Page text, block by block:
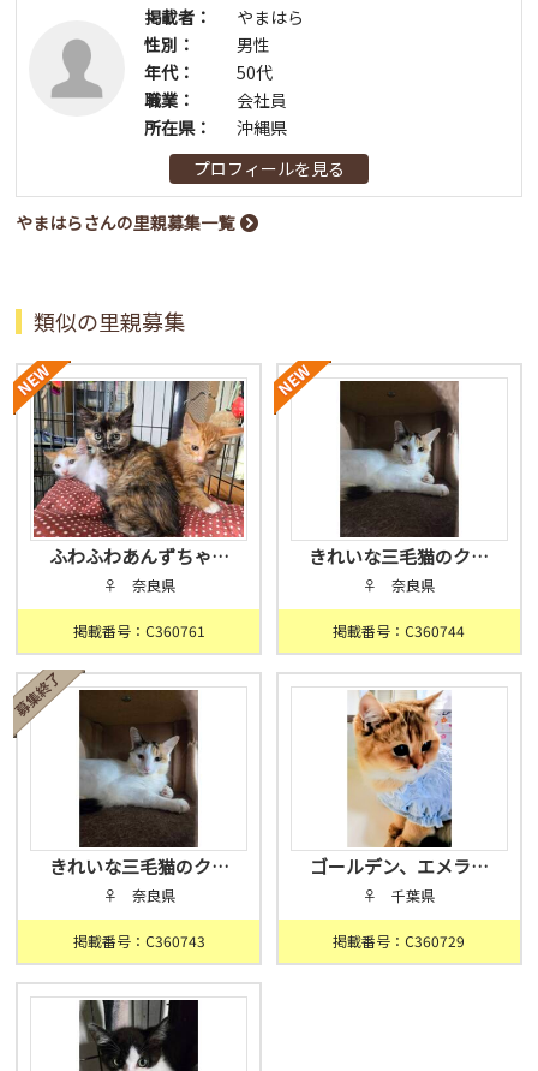
掲載者：
やまはら
性別：
男性
年代：
50代
職業：
会社員
所在県：
沖縄県
プロフィールを見る
やまはらさんの里親募集一覧
類似の里親募集
ふわふわあんずちゃ…
♀ 奈良県
掲載番号：C360761
きれいな三毛猫のク…
♀ 奈良県
掲載番号：C360744
きれいな三毛猫のク…
♀ 奈良県
掲載番号：C360743
ゴールデン、エメラ…
♀ 千葉県
掲載番号：C360729